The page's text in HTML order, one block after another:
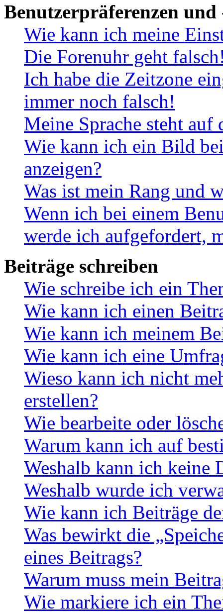
Benutzerpräferenzen und
Wie kann ich meine
Die Forenuhr geht
Ich habe die Zeitzone
immer noch falsch!
Meine Sprache steht
Wie kann ich ein Bild
anzeigen?
Was ist mein Rang und
Wenn ich bei einem
werde ich aufgefordert,
Beiträge schreiben
Wie schreibe ich ein
Wie kann ich einen
Wie kann ich meinem
Wie kann ich eine
Wieso kann ich nicht
erstellen?
Wie bearbeite oder
Warum kann ich auf
Weshalb kann ich keine
Weshalb wurde ich
Wie kann ich Beiträge
Was bewirkt die
eines Beitrags?
Warum muss mein
Wie markiere ich ein